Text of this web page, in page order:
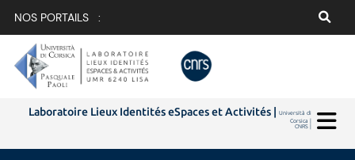
NOS PORTAILS :
Laboratoire Lieux Identités eSpaces et Activités |Università di
Corsica |
CNRS |